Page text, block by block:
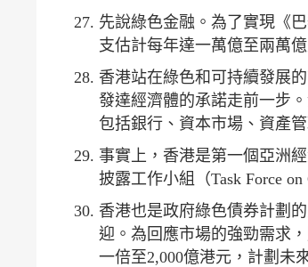
先說綠色金融。為了實現《
支估計每年達一萬億至兩萬
香港站在綠色和可持續發展
發達經濟體的承諾走前一步
包括銀行、資本市場、資產
事實上，香港是第一個亞洲
披露工作小組（Task Force
香港也是政府綠色債券計劃
迎。為回應市場的強勁需求
一倍至2,000億港元，計劃未